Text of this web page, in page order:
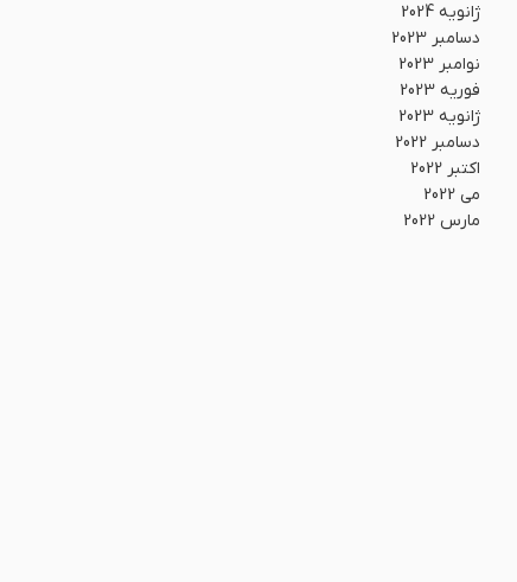
ژانویه 2024
دسامبر 2023
نوامبر 2023
فوریه 2023
ژانویه 2023
دسامبر 2022
اکتبر 2022
می 2022
مارس 2022